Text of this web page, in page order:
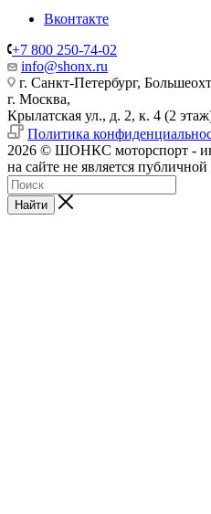
Вконтакте
+7 800 250-74-02
info@shonx.ru
г. Санкт-Петербург,
г. Москва,
Крылатская ул., д. 2, к. 4 (2
Политика
2026 © ШОНКС моторспорт -
на сайте не является
Найти